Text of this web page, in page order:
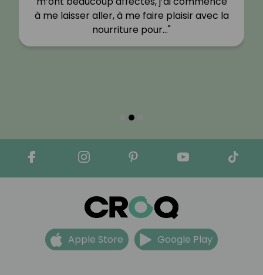
à me laisser aller, à me faire plaisir avec la
nourriture pour…"
Apple Store Google Play